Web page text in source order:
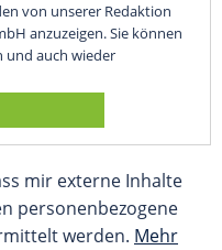
von unserer Redaktion
anzuzeigen. Sie können
und auch wieder
mir externe Inhalte
personenbezogene
werden. Mehr